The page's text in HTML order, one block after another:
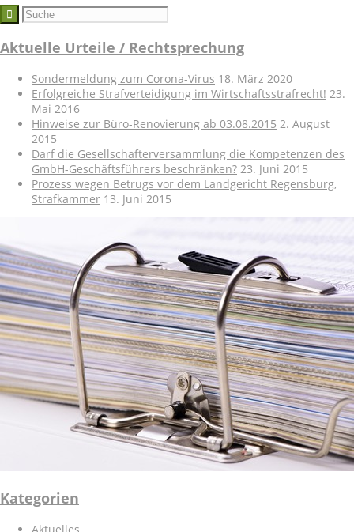
Aktuelle Urteile / Rechtsprechung
Sondermeldung zum Corona-Virus 18. März 2020
Erfolgreiche Strafverteidigung im Wirtschaftsstrafrecht! 23.
Mai 2016
Hinweise zur Büro-Renovierung ab 03.08.2015 2. August
2015
Darf die Gesellschafterversammlung die Kompetenzen des
GmbH-Geschäftsführers beschränken? 23. Juni 2015
Prozess wegen Betrugs vor dem Landgericht Regensburg,
Strafkammer 13. Juni 2015
Kategorien
Aktuelles